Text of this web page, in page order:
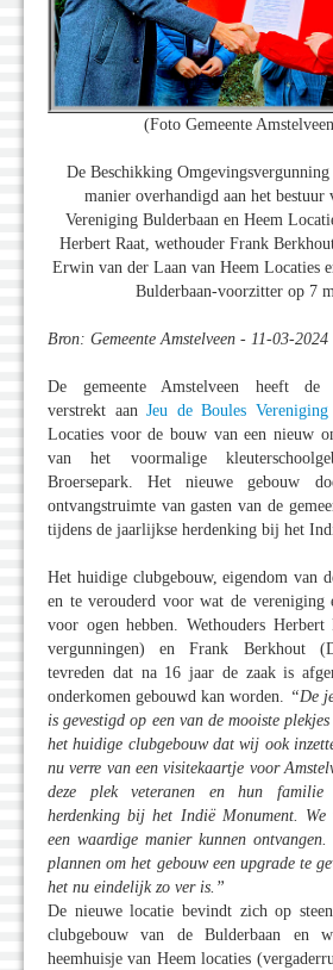
(Foto Gemeente
De Beschikking
manier overhandigd aan het bestuur
Vereniging Bulderbaan en Heem
Herbert Raat, wethouder Frank
Erwin van der Laan van Heem Locaties
Bulderbaan-voorzitter op 7
Bron: Gemeente Amstelveen - 11-03-2024
De gemeente Amstelveen heeft de
verstrekt aan Jeu de Boules Vereniging
Locaties voor de bouw van een nieuw
van het voormalige
Broersepark. Het nieuwe gebouw
ontvangstruimte van gasten van de
tijdens de jaarlijkse herdenking bij het
Het huidige clubgebouw, eigendom van
en te verouderd voor wat de vereniging
voor ogen hebben. Wethouders
vergunningen) en Frank Berkhout
tevreden dat na 16 jaar de zaak is
onderkomen gebouwd kan worden. “De
is gevestigd op een van de mooiste
het huidige clubgebouw dat wij ook
nu verre van een visitekaartje voor
deze plek veteranen en hun familie
herdenking bij het Indië Monument. We
een waardige manier kunnen
plannen om het gebouw een upgrade te
het nu eindelijk zo ver is.”
De nieuwe locatie bevindt zich op
clubgebouw van de Bulderbaan en
heemhuisje van Heem locaties